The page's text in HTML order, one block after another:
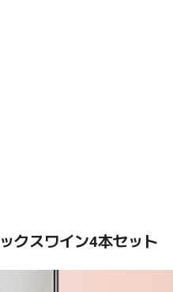
クスワイン4本セット